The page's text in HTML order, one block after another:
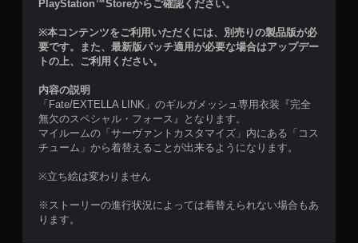
PlayStation™Storeからご確認ください。
※本コンテンツをご利用いただくには、別売りの製品版が必
要です。また、最新版パッチ適用が必要な場合はアップデー
トの上、ご利用ください。
内容の説明
「Fate/EXTELLA LINK」のギルガメッシュ専用衣装『完全
無欠のスペシャル・フォース』となります。
マイルームの「サーヴァントカスタマイズ」内にある「コス
チューム」から着替えることが出来るようになります。
※立ち絵は変わりません
※ストーリーの進行状況によっては着替えられない場合もあ
ります。